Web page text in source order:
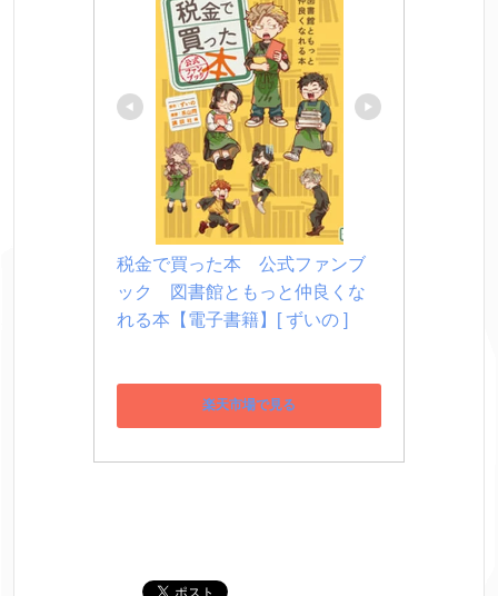
税金で買った本　公式ファンブ
ック　図書館ともっと仲良くな
れる本【電子書籍】[ ずいの ]
楽天市場で見る